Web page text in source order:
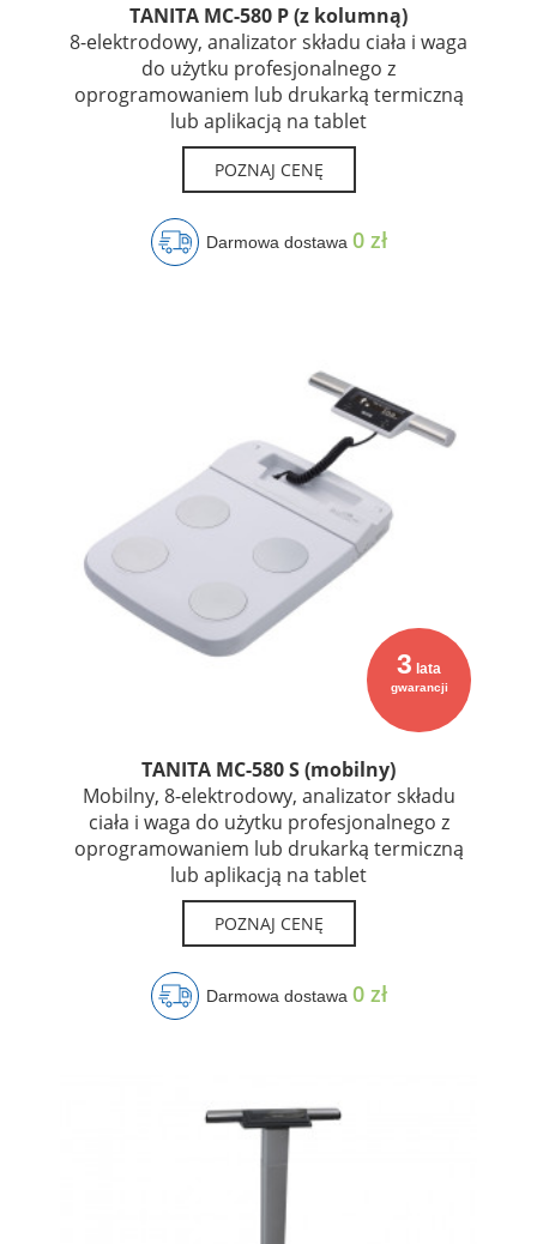
TANITA MC-580 P (z kolumną)
8-elektrodowy, analizator składu ciała i waga
do użytku profesjonalnego z
oprogramowaniem lub drukarką termiczną
lub aplikacją na tablet
POZNAJ CENĘ
Darmowa dostawa 0 zł
3 lata
gwarancji
TANITA MC-580 S (mobilny)
Mobilny, 8-elektrodowy, analizator składu
ciała i waga do użytku profesjonalnego z
oprogramowaniem lub drukarką termiczną
lub aplikacją na tablet
POZNAJ CENĘ
Darmowa dostawa 0 zł